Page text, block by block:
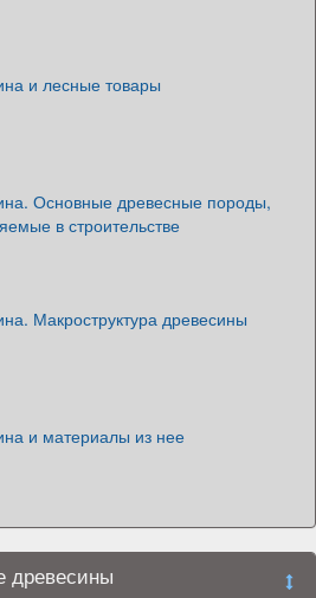
и лесные товары
Основные древесные породы,
в строительстве
Макроструктура древесины
и материалы из нее
древесины